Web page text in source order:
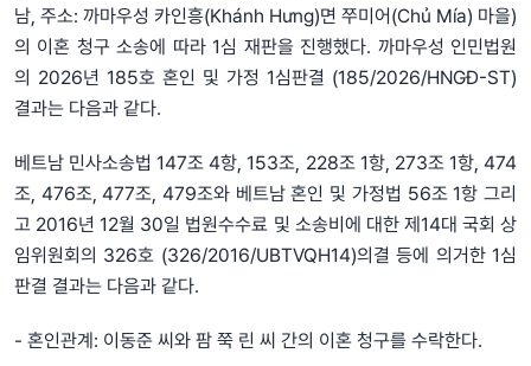
남, 주소: 까마우성 카인흥(Khánh Hưng)면 쭈미어(Chủ Mía) 마을)
의 이혼 청구 소송에 따라 1심 재판을 진행했다. 까마우성 인민법원
의 2026년 185호 혼인 및 가정 1심판결 (185/2026/HNGĐ-ST)
결과는 다음과 같다.
베트남 민사소송법 147조 4항, 153조, 228조 1항, 273조 1항, 474
조, 476조, 477조, 479조와 베트남 혼인 및 가정법 56조 1항 그리
고 2016년 12월 30일 법원수수료 및 소송비에 대한 제14대 국회 상
임위원회의 326호 (326/2016/UBTVQH14)의결 등에 의거한 1심
판결 결과는 다음과 같다.
- 혼인관계: 이동준 씨와 팜 쭉 린 씨 간의 이혼 청구를 수락한다.